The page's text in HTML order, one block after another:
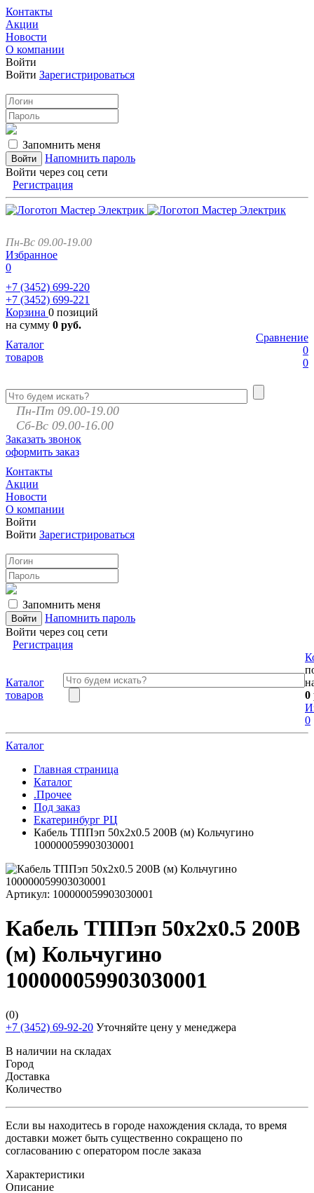
Контакты
Акции
Новости
О компании
Войти
Войти Зарегистрироваться
Запомнить меня
Напомнить пароль
Войти через соц сети
Регистрация
Пн-Вс 09.00-19.00
Избранное
0
+7 (3452) 699-220
+7 (3452) 699-221
Корзина 0 позиций
на сумму 0 руб.
Сравнение
0
0
Каталог
товаров
Пн-Пт 09.00-19.00
Сб-Вс 09.00-16.00
Заказать звонок
оформить заказ
Контакты
Акции
Новости
О компании
Войти
Войти Зарегистрироваться
Запомнить меня
Напомнить пароль
Войти через соц сети
Регистрация
Каталог
товаров
0
0
Каталог
Главная страница
Каталог
.Прочее
Под заказ
Екатеринбург РЦ
Кабель ТППэп 50х2х0.5 200В (м) Кольчугино
100000059903030001
Артикул: 100000059903030001
Кабель ТППэп 50х2х0.5 200В
(м) Кольчугино
100000059903030001
(0)
+7 (3452) 69-92-20 Уточняйте цену у менеджера
В наличии на складах
Город
Доставка
Количество
Если вы находитесь в городе нахождения склада, то время
доставки может быть существенно сокращено по
согласованию с оператором после заказа
Характеристики
Описание